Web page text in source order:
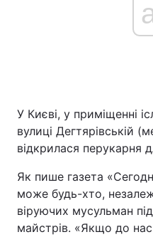
У Києві, у приміщенні
вулиці Дегтярівській
відкрилася перукарня
Як пише газета
може будь-хто,
віруючих мусульман
майстрів. «Якщо до